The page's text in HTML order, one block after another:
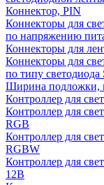
Коннектор, PIN
Коннекторы для
по напряжению
Коннекторы для
Коннекторы для
по типу светодиода
Ширина подложки,
Контроллер для
Контроллер для
RGB
Контроллер для
RGBW
Контроллер для
12В